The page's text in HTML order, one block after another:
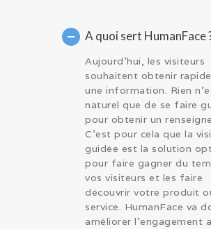
A quoi sert HumanFace
Aujourd’hui, les visiteurs
souhaitent obtenir
une information. Rien
naturel que de se faire
pour obtenir un
C’est pour cela que la
guidée est la solution
pour faire gagner du
vos visiteurs et les faire
découvrir votre produit
service. HumanFace va
améliorer l’engagement